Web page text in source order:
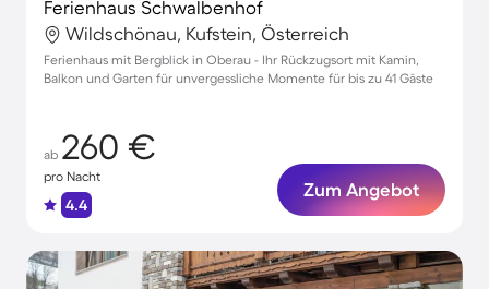
Ferienhaus Schwalbenhof
Wildschönau, Kufstein, Österreich
Ferienhaus mit Bergblick in Oberau - Ihr Rückzugsort mit Kamin,
Balkon und Garten für unvergessliche Momente für bis zu 41 Gäste
ab 260 €
pro Nacht
4.4
Zum Angebot